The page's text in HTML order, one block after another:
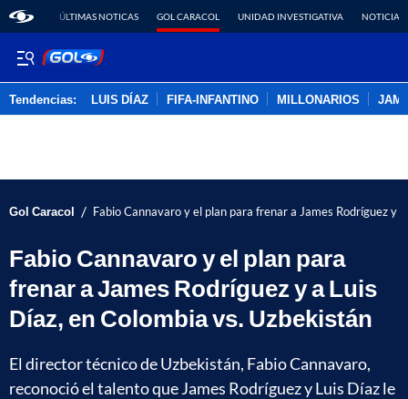
ÚLTIMAS NOTICAS GOL CARACOL UNIDAD INVESTIGATIVA NOTICIAS
Tendencias: LUIS DÍAZ FIFA-INFANTINO MILLONARIOS
Gol Caracol / Fabio Cannavaro y el plan para frenar a James Rodríguez y
Fabio Cannavaro y el plan para
frenar a James Rodríguez y a Luis
Díaz, en Colombia vs. Uzbekistán
El director técnico de Uzbekistán, Fabio Cannavaro,
reconoció el talento que James Rodríguez y Luis Díaz le